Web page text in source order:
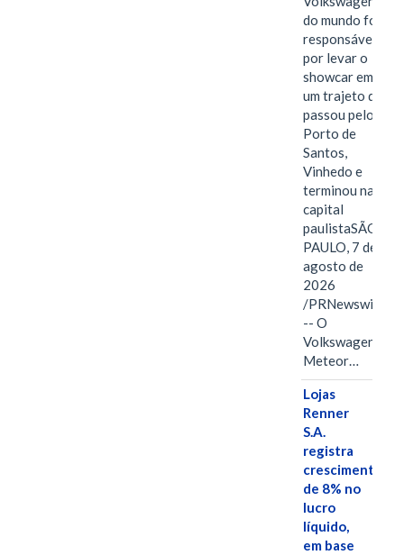
do mundo foi
responsável
por levar o
showcar em
um trajeto que
passou pelo
Porto de
Santos,
Vinhedo e
terminou na
capital
paulistaSÃO
PAULO, 7 de
agosto de
2026
/PRNewswire/
-- O
Volkswagen
Meteor…
Lojas
Renner
S.A.
registra
crescimento
de 8% no
lucro
líquido,
em base